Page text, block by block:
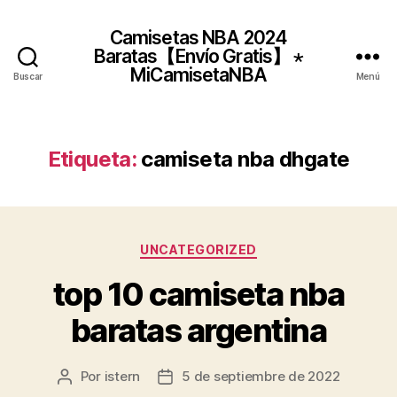
Buscar
Camisetas NBA 2024
Baratas【Envío Gratis】 ⋆
MiCamisetaNBA
Menú
Etiqueta: camiseta nba dhgate
Categorías
UNCATEGORIZED
top 10 camiseta nba
baratas argentina
Autor
Por istern
Fecha5 de septiembre de 2022